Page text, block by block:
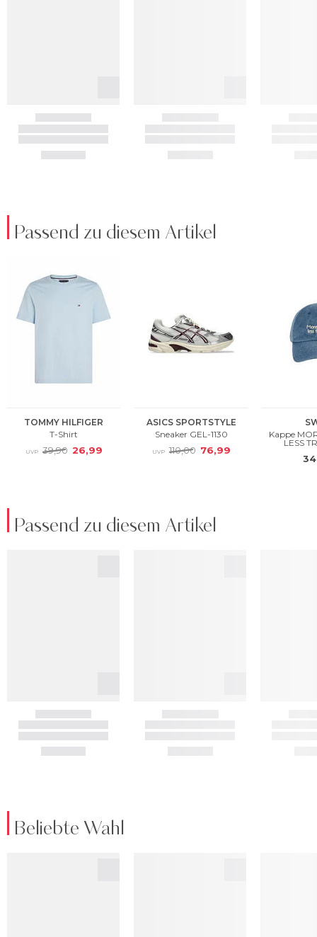
Passend zu diesem Artikel
Passend zu diesem Artikel
Beliebte Wahl